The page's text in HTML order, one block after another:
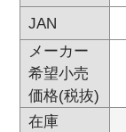
JAN
メーカー
希望小売
価格(税抜)
在庫